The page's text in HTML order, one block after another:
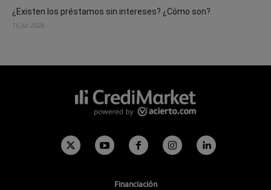
¿Existen los préstamos sin intereses? ¿Cómo son?
16 Jul 2026
Financiación